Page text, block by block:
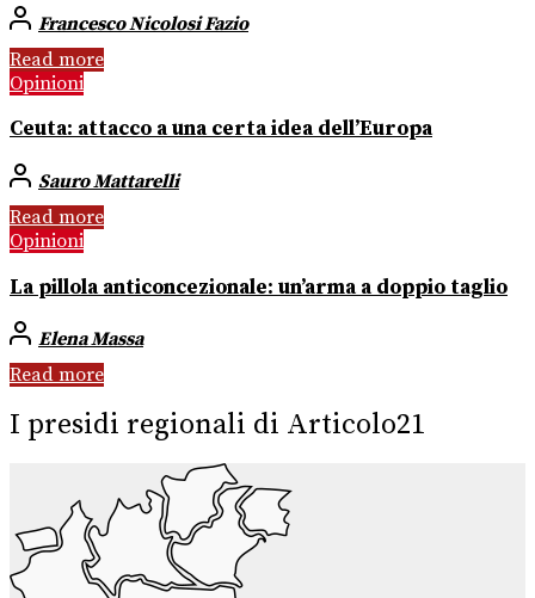
Francesco Nicolosi Fazio
Read more
Opinioni
Ceuta: attacco a una certa idea dell’Europa
Sauro Mattarelli
Read more
Opinioni
La pillola anticoncezionale: un’arma a doppio taglio
Elena Massa
Read more
I presidi regionali di Articolo21